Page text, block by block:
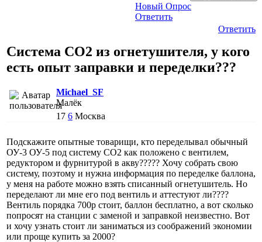
Новый Опрос
Ответить
Ответить
Система СО2 из огнетушителя, у кого
есть опыт заправки и переделки???
Michael_SF
Малёк
17 6 Москва
Подскажите опытные товарищи, кто переделывал обычный
ОУ-3 ОУ-5 под систему СО2 как положено с вентилем,
редуктором и фурнитурой в акву????? Хочу собрать свою
систему, поэтому и нужна информация по переделке баллона,
у меня на работе можно взять списанный огнетушитель. Но
переделают ли мне его под вентиль и аттестуют ли????
Вентиль порядка 700р стоит, баллон бесплатно, а вот сколько
попросят на станции с заменой и заправкой неизвестно. Вот
и хочу узнать стоит ли заниматься из соображений экономии
или проще купить за 2000?